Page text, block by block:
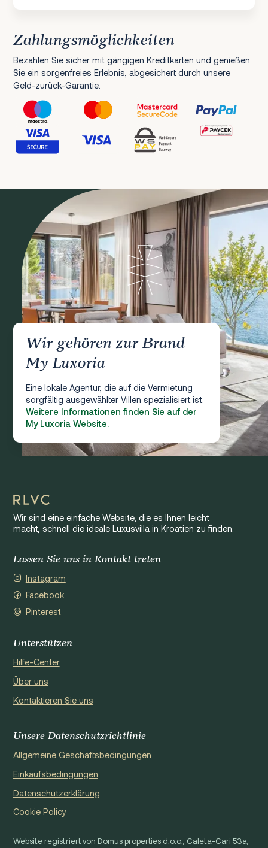
Zahlungsmöglichkeiten
Bezahlen Sie sicher mit gängigen Kreditkarten und genießen
Sie ein sorgenfreies Erlebnis, abgesichert durch unsere
Geld-zurück-Garantie.
Wir gehören zur Brand
My Luxoria
Eine lokale Agentur, die auf die Vermietung
sorgfältig ausgewählter Villen spezialisiert ist.
Weitere Informationen finden Sie auf der
My Luxoria Website.
Wir sind eine einfache Website, die es Ihnen leicht
macht, schnell die ideale Luxusvilla in Kroatien zu finden.
Lassen Sie uns in Kontakt treten
Instagram
Facebook
Pinterest
Unterstützen
Hilfe-Center
Über uns
Kontaktieren Sie uns
Unsere Datenschutzrichtlinie
Allgemeine Geschäftsbedingungen
Einkaufsbedingungen
Datenschutzerklärung
Cookie Policy
Website registriert von Domus properties d.o.o., Ćaleta-Cari 53a,